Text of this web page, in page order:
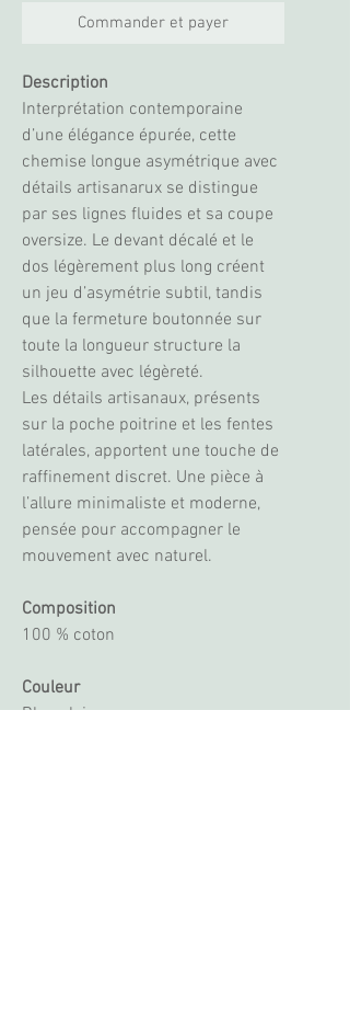
Commander et payer
Description
Interprétation contemporaine
d’une élégance épurée, cette
chemise longue asymétrique avec
détails artisanarux se distingue
par ses lignes fluides et sa coupe
oversize. Le devant décalé et le
dos légèrement plus long créent
un jeu d’asymétrie subtil, tandis
que la fermeture boutonnée sur
toute la longueur structure la
silhouette avec légèreté.
Les détails artisanaux, présents
sur la poche poitrine et les fentes
latérales, apportent une touche de
raffinement discret. Une pièce à
l’allure minimaliste et moderne,
pensée pour accompagner le
mouvement avec naturel.
Composition
100 % coton
Couleur
Bleu clair